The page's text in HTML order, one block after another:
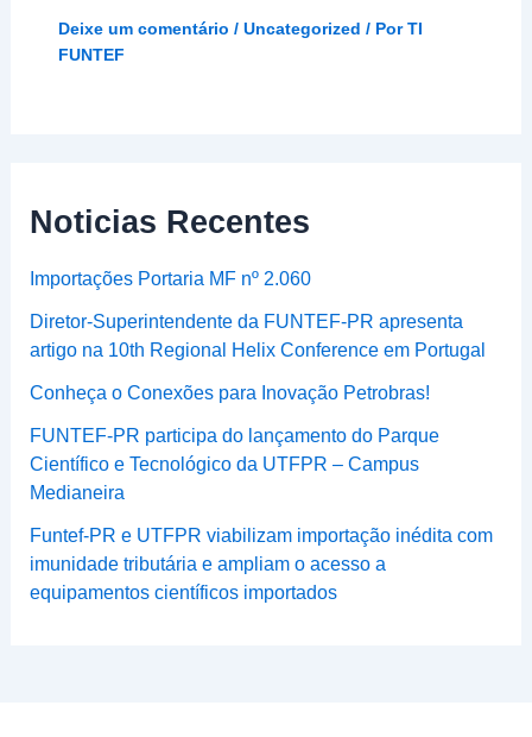
Deixe um comentário / Uncategorized / PorTI
FUNTEF
Noticias Recentes
Importações Portaria MF nº 2.060
Diretor-Superintendente da FUNTEF-PR apresenta
artigo na 10th Regional Helix Conference em Portugal
Conheça o Conexões para Inovação Petrobras!
FUNTEF-PR participa do lançamento do Parque
Científico e Tecnológico da UTFPR – Campus
Medianeira
Funtef-PR e UTFPR viabilizam importação inédita com
imunidade tributária e ampliam o acesso a
equipamentos científicos importados